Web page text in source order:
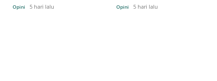
Opini 5 hari lalu Opini 5 hari lalu